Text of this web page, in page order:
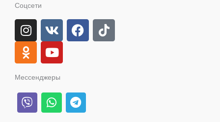
Соцсети
I
n
s
t
a
r
a
V
k
F
a
o
k
T
i
O
d
n
o
k
a
s
Y
o
u
t
u
b
e
Мессенджеры
V
i
W
h
T
e